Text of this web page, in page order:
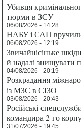
Убивця
тюрми в ЗСУ
06/08/2026 - 14:28
НАБУ і САП
06/08/2026 - 12:19
Звичайнісіньке
й надалі знищувати
04/08/2026 - 20:19
Розкрадання
із МЗС в СІЗО
03/08/2026 - 20:43
Російські
командира 2-го
31/07/2026 - 19:45